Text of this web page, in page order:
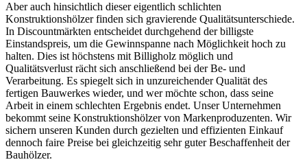
Aber auch hinsichtlich dieser eigentlich schlichten
Konstruktionshölzer finden sich gravierende Qualitätsunterschiede.
In Discountmärkten entscheidet durchgehend der billigste
Einstandspreis, um die Gewinnspanne nach Möglichkeit hoch zu
halten. Dies ist höchstens mit Billigholz möglich und
Qualitätsverlust rächt sich anschließend bei der Be- und
Verarbeitung. Es spiegelt sich in unzureichender Qualität des
fertigen Bauwerkes wieder, und wer möchte schon, dass seine
Arbeit in einem schlechten Ergebnis endet. Unser Unternehmen
bekommt seine Konstruktionshölzer von Markenproduzenten. Wir
sichern unseren Kunden durch gezielten und effizienten Einkauf
dennoch faire Preise bei gleichzeitig sehr guter Beschaffenheit der
Bauhölzer.